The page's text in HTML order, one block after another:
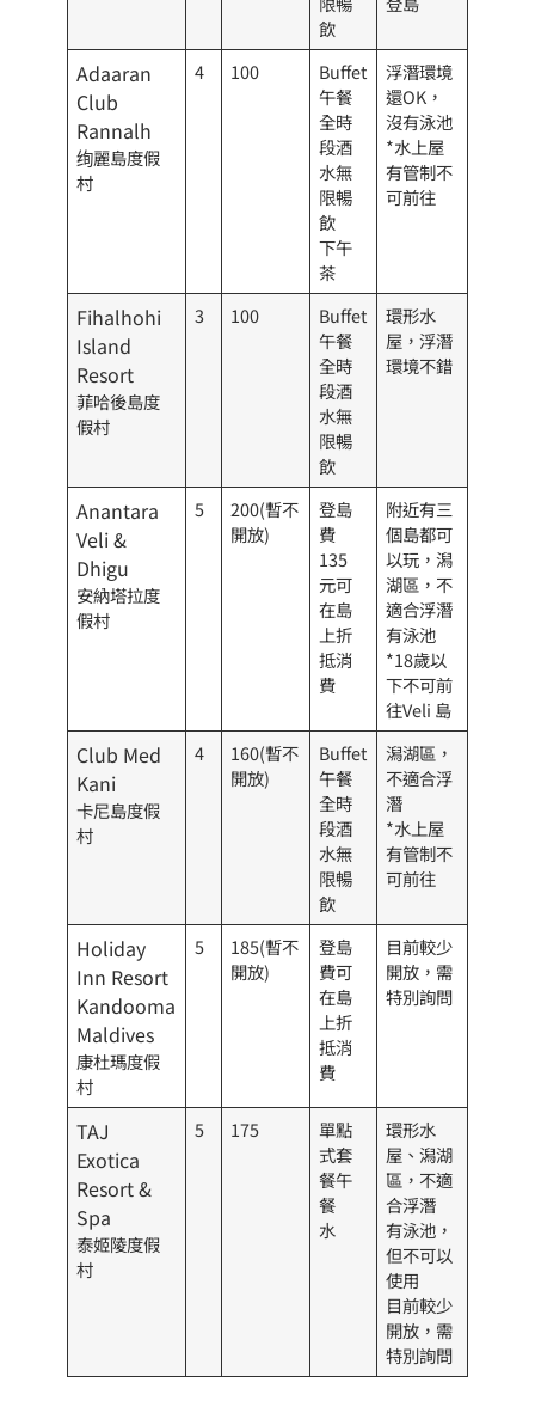
飲
Adaaran
Club
Rannalh
绚麗島度假
村
4 100
Buffet
午餐
全時
段酒
水無
限暢
飲
下午
茶
浮潛環境
還OK，
沒有泳池
*水上屋
有管制不
可前往
Fihalhohi
Island
Resort
菲哈後島度
假村
3 100
Buffet
午餐
全時
段酒
水無
限暢
飲
環形水
屋，浮潛
環境不錯
Anantara
Veli &
Dhigu
安納塔拉度
假村
5
200(暫不
開放)
登島
費
135
元可
在島
上折
抵消
費
附近有三
個島都可
以玩，潟
湖區，不
適合浮潛
有泳池
*18歲以
下不可前
往Veli 島
Club Med
Kani
卡尼島度假
村
4
160(暫不
開放)
Buffet
午餐
全時
段酒
水無
限暢
飲
潟湖區，
不適合浮
潛
*水上屋
有管制不
可前往
Holiday
Inn Resort
Kandooma
Maldives
康杜瑪度假
村
5
185(暫不
開放)
登島
費可
在島
上折
抵消
費
目前較少
開放，需
特別詢問
TAJ
Exotica
Resort &
Spa
泰姬陵度假
村
5 175
單點
式套
餐午
餐
水
環形水
屋、潟湖
區，不適
合浮潛
有泳池，
但不可以
使用
目前較少
開放，需
特別詢問